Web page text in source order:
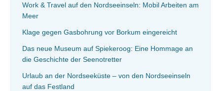
Work & Travel auf den Nordseeinseln: Mobil Arbeiten am
Meer
Klage gegen Gasbohrung vor Borkum eingereicht
Das neue Museum auf Spiekeroog: Eine Hommage an
die Geschichte der Seenotretter
Urlaub an der Nordseeküste – von den Nordseeinseln
auf das Festland